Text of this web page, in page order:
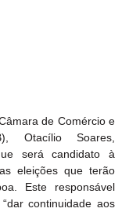
de Comércio e
Otacílio Soares,
será candidato à
eleições que terão
Este responsável
continuidade aos